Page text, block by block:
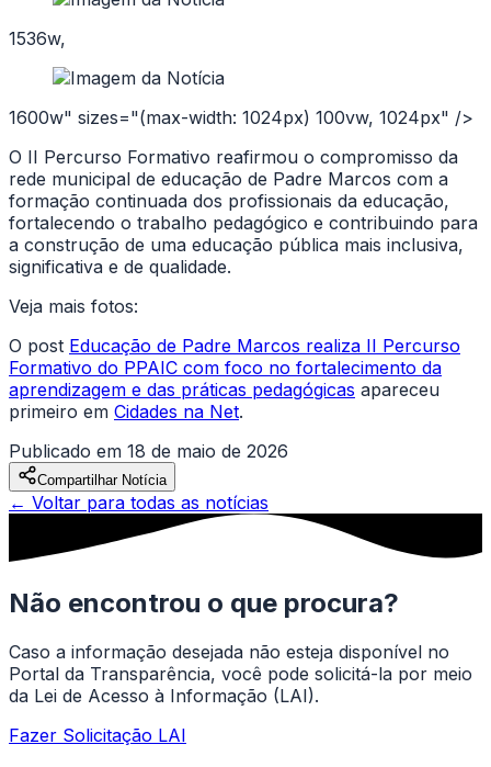
1536w,
1600w" sizes="(max-width: 1024px) 100vw, 1024px" />
O II Percurso Formativo reafirmou o compromisso da
rede municipal de educação de Padre Marcos com a
formação continuada dos profissionais da educação,
fortalecendo o trabalho pedagógico e contribuindo para
a construção de uma educação pública mais inclusiva,
significativa e de qualidade.
Veja mais fotos:
O post Educação de Padre Marcos realiza II Percurso
Formativo do PPAIC com foco no fortalecimento da
aprendizagem e das práticas pedagógicas apareceu
primeiro em Cidades na Net.
Publicado em 18 de maio de 2026
Compartilhar Notícia
← Voltar para todas as notícias
Não encontrou o que procura?
Caso a informação desejada não esteja disponível no
Portal da Transparência, você pode solicitá-la por meio
da Lei de Acesso à Informação (LAI).
Fazer Solicitação LAI